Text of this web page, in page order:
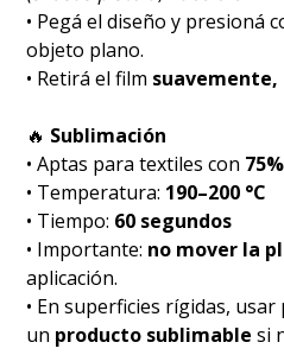
• Pegá el diseño y presioná
objeto plano.
• Retirá el film
🔥 Sublimación
• Aptas para textiles con
• Temperatura: 190–200 °C
• Tiempo: 60 segundos
• Importante: no mover la
aplicación.
• En superficies rígidas,
un producto sublimable si